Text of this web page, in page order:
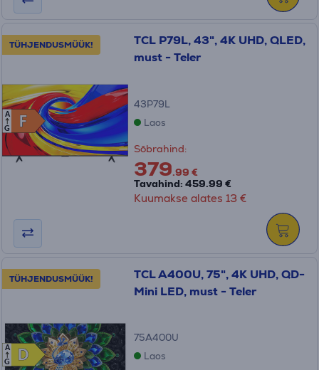
TÜHJENDUSMÜÜK!
F
F
A
G
TCL P79L, 43", 4K UHD, QLED,
must - Teler
43P79L
Laos
Sõbrahind:
379.99 €
Tavahind: 459.99 €
Kuumakse alates 13 €
TÜHJENDUSMÜÜK!
D
D
A
G
TCL A400U, 75", 4K UHD, QD-
Mini LED, must - Teler
75A400U
Laos